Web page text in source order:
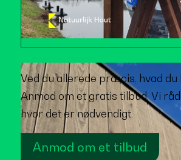
Ved du allerede præcis, hvad
Anmod om et gratis tilbud. Vi
hvor det er nødvendigt.
Anmod om et tilbud